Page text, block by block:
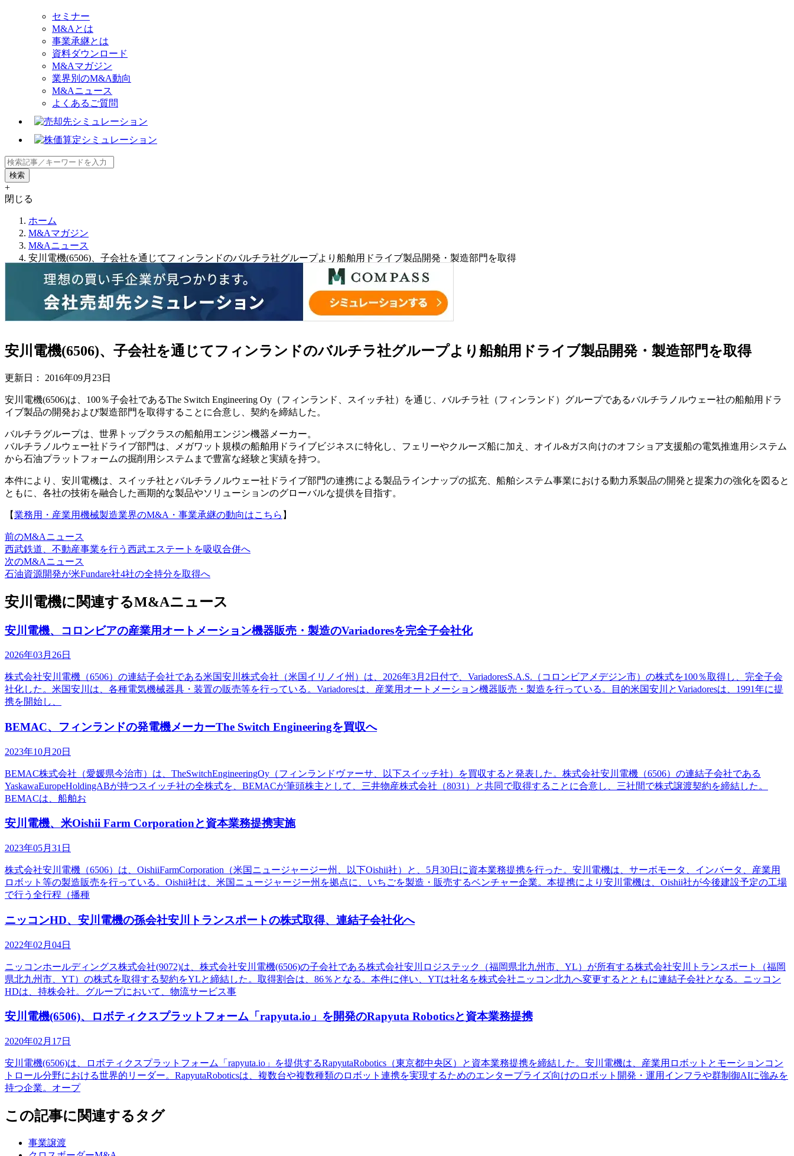
セミナー
M&Aとは
事業承継とは
資料ダウンロード
M&Aマガジン
業界別のM&A動向
M&Aニュース
よくあるご質問
+
閉じる
ホーム
M&Aマガジン
M&Aニュース
安川電機(6506)、子会社を通じてフィンランドのバルチラ社グループより船舶用ドライブ製品開発・製造部門を取得
安川電機(6506)、子会社を通じてフィンランドのバルチラ社グループより船舶用ドライブ製品開発・製造部門を取得
更新日： 2016年09月23日
安川電機(6506)は、100％子会社であるThe Switch Engineering Oy（フィンランド、スイッチ社）を通じ、バルチラ社（フィンランド）グループであるバルチラノルウェー社の船舶用ドラ
イブ製品の開発および製造部門を取得することに合意し、契約を締結した。
バルチラグループは、世界トップクラスの船舶用エンジン機器メーカー。
バルチラノルウェー社ドライブ部門は、メガワット規模の船舶用ドライブビジネスに特化し、フェリーやクルーズ船に加え、オイル&ガス向けのオフショア支援船の電気推進用システム
から石油プラットフォームの掘削用システムまで豊富な経験と実績を持つ。
本件により、安川電機は、スイッチ社とバルチラノルウェー社ドライブ部門の連携による製品ラインナップの拡充、船舶システム事業における動力系製品の開発と提案力の強化を図ると
ともに、各社の技術を融合した画期的な製品やソリューションのグローバルな提供を目指す。
【業務用・産業用機械製造業界のM&A・事業承継の動向はこちら 】
前のM&Aニュース
西武鉄道、不動産事業を行う西武エステートを吸収合併へ
次のM&Aニュース
石油資源開発が米Fundare社4社の全持分を取得へ
安川電機に関連するM&Aニュース
安川電機、コロンビアの産業用オートメーション機器販売・製造のVariadoresを完全子会社化
2026年03月26日
株式会社安川電機（6506）の連結子会社である米国安川株式会社（米国イリノイ州）は、2026年3月2日付で、VariadoresS.A.S.（コロンビアメデジン市）の株式を100％取得し、完全子会
社化した。米国安川は、各種電気機械器具・装置の販売等を行っている。Variadoresは、産業用オートメーション機器販売・製造を行っている。目的米国安川とVariadoresは、1991年に提
携を開始し、
BEMAC、フィンランドの発電機メーカーThe Switch Engineeringを買収へ
2023年10月20日
BEMAC株式会社（愛媛県今治市）は、TheSwitchEngineeringOy（フィンランドヴァーサ、以下スイッチ社）を買収すると発表した。株式会社安川電機（6506）の連結子会社である
YaskawaEuropeHoldingABが持つスイッチ社の全株式を、BEMACが筆頭株主として、三井物産株式会社（8031）と共同で取得することに合意し、三社間で株式譲渡契約を締結した。
BEMACは、船舶お
安川電機、米Oishii Farm Corporationと資本業務提携実施
2023年05月31日
株式会社安川電機（6506）は、OishiiFarmCorporation（米国ニュージャージー州、以下Oishii社）と、5月30日に資本業務提携を行った。安川電機は、サーボモータ、インバータ、産業用
ロボット等の製造販売を行っている。Oishii社は、米国ニュージャージー州を拠点に、いちごを製造・販売するベンチャー企業。本提携により安川電機は、Oishii社が今後建設予定の工場
で行う全行程（播種
ニッコンHD、安川電機の孫会社安川トランスポートの株式取得、連結子会社化へ
2022年02月04日
ニッコンホールディングス株式会社(9072)は、株式会社安川電機(6506)の子会社である株式会社安川ロジステック（福岡県北九州市、YL）が所有する株式会社安川トランスポート（福岡
県北九州市、YT）の株式を取得する契約をYLと締結した。取得割合は、86％となる。本件に伴い、YTは社名を株式会社ニッコン北九へ変更するとともに連結子会社となる。ニッコン
HDは、持株会社。グループにおいて、物流サービス事
安川電機(6506)、ロボティクスプラットフォーム「rapyuta.io」を開発のRapyuta Roboticsと資本業務提携
2020年02月17日
安川電機(6506)は、ロボティクスプラットフォーム「rapyuta.io」を提供するRapyutaRobotics（東京都中央区）と資本業務提携を締結した。安川電機は、産業用ロボットとモーションコン
トロール分野における世界的リーダー。RapyutaRoboticsは、複数台や複数種類のロボット連携を実現するためのエンタープライズ向けのロボット開発・運用インフラや群制御AIに強みを
持つ企業。オープ
この記事に関連するタグ
事業譲渡